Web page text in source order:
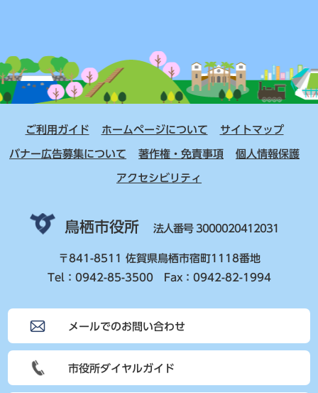
ご利用ガイド ホームページについて サイトマップ
バナー広告募集について 著作権・免責事項 個人情報保護
アクセシビリティ
鳥栖市役所 法人番号 3000020412031
〒841-8511 佐賀県鳥栖市宿町1118番地
Tel：0942-85-3500 Fax：0942-82-1994
メールでのお問い合わせ
市役所ダイヤルガイド